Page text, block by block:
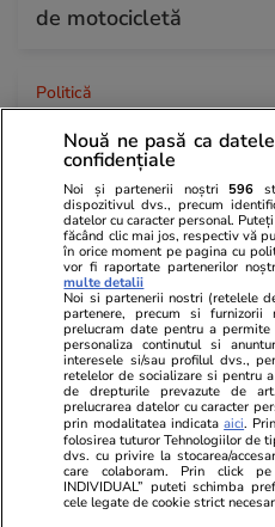
de motocicletă
Politică
Ilie Bolojan, după
de la Cernavodă:
energie seara”
Horoscop
Horoscop 30 iulie
mai puțin ce se
închise, gestionează
stres
Știri România
Tragerile loto din 30
Nouă ne pasă ca
confidențiale
Noi și partenerii noștri 596
dispozitivul dvs., precum
datelor cu caracter personal.
făcând clic mai jos, respectiv vă
în orice moment pe pagina cu
vor fi raportate partenerilor
multe detalii
Noi si partenerii nostri (retelele
partenere, precum si
prelucram date pentru a
personaliza continutul si
interesele si/sau profilul dvs.,
retelelor de socializare si pentru
de drepturile prevazute de
prelucrarea datelor cu caracter
prin modalitatea indicataaici.
folosirea tuturor Tehnologiilor de
dvs. cu privire la stocarea/
care colaboram. Prin click pe
INDIVIDUAL” puteti schimba
cele legate de cookie strict